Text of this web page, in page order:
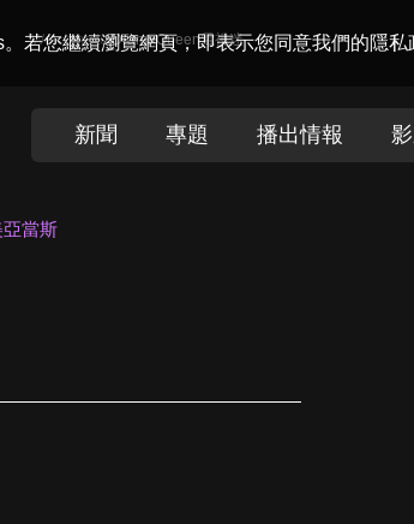
若您繼續瀏覽網頁，即表示您同意我們的隱私
Welcome toDramaQueen電視迷
新聞 專題 播出情報
當斯